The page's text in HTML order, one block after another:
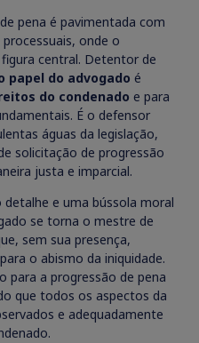
pena é pavimentada com
onde o
central. Detentor de
papel do advogado é
do condenado e para
É o defensor
águas da legislação,
solicitação de progressão
justa e imparcial.
e uma bússola moral
se torna o mestre de
sem sua presença,
o abismo da iniquidade.
para a progressão de pena
que todos os aspectos da
e adequadamente